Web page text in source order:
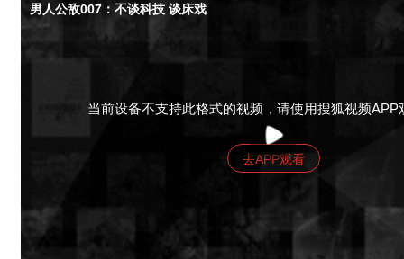
男人公敌007：不谈科技 谈床戏
当前设备不支持此格式的视频，请使用搜狐视频APP
去APP观看